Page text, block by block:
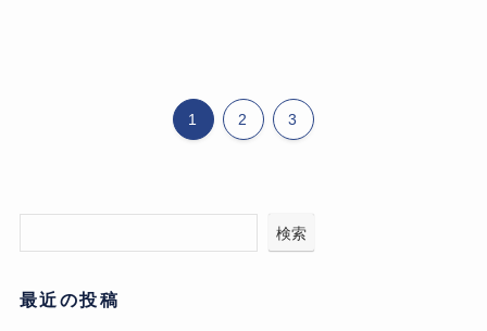
1 2 3
検索
最近の投稿